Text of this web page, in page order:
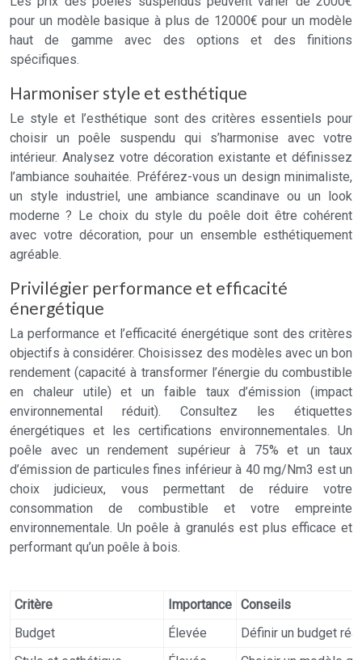
pour un modèle basique à plus de 12000€ pour un modèle
haut de gamme avec des options et des finitions
spécifiques.
Harmoniser style et esthétique
Le style et l’esthétique sont des critères essentiels pour
choisir un poêle suspendu qui s’harmonise avec votre
intérieur. Analysez votre décoration existante et définissez
l’ambiance souhaitée. Préférez-vous un design minimaliste,
un style industriel, une ambiance scandinave ou un look
moderne ? Le choix du style du poêle doit être cohérent
avec votre décoration, pour un ensemble esthétiquement
agréable.
Privilégier performance et efficacité
énergétique
La performance et l’efficacité énergétique sont des critères
objectifs à considérer. Choisissez des modèles avec un bon
rendement (capacité à transformer l’énergie du combustible
en chaleur utile) et un faible taux d’émission (impact
environnemental réduit). Consultez les étiquettes
énergétiques et les certifications environnementales. Un
poêle avec un rendement supérieur à 75% et un taux
d’émission de particules fines inférieur à 40 mg/Nm3 est un
choix judicieux, vous permettant de réduire votre
consommation de combustible et votre empreinte
environnementale. Un poêle à granulés est plus efficace et
performant qu’un poêle à bois.
Critère Importance Conseils
Budget
Élevée
Définir un budget